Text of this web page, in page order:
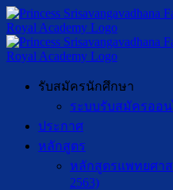
รับสมัครนักศึกษา
ระบบรับสมัครออ
ประกาศ
หลักสูตร
หลักสูตรแพทยศา
2563)